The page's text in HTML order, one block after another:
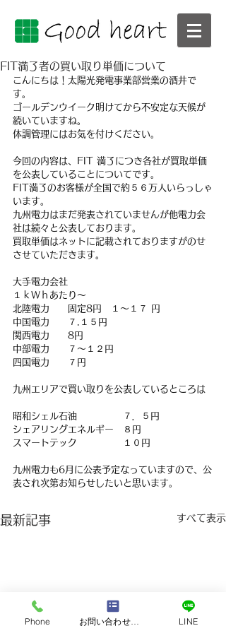
FIT満了者の買い取り単価について
こんにちは！太陽光発電事業部営業の酒井で
す。
ゴールデンウイーク明けてから不安定な天候が
続いていますね。
体調管理にはお気を付けください。
今回の内容は、FIT 満了につき各社が買取単価
を公表していることについてです。
FIT満了のお客様が全国で約５６万人いらっしゃ
います。
九州電力はまだ発表されていませんが他電力会
社は続々と公表しております。
買取単価はネットに記載されておりますがのせ
させていただきます。
大手電力会社
１ｋＷｈあたり～
北陸電力　　固定8円　１～１７ 円
中国電力　　７.１５円
関西電力　　8円
中部電力　　７～１２円
四国電力　　７円
九州エリアで買い取りを公表しているところは
昭和シェル石油　　　　　７．５円
シェアリングエネルギー　８円
スマートテック　　　　　１０円
九州電力も6月に公表予定なっていますので、公
表され次第お知らせしたいと思います。
最新記事 すべて表示
Phone お問い合わせフォーム LINE